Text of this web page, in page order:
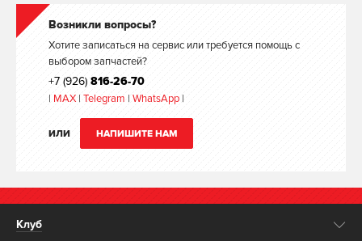
Возникли вопросы?
Хотите записаться на сервис или требуется помощь с
выбором запчастей?
+7 (926) 816-26-70
| MAX | Telegram | WhatsApp |
ИЛИ НАПИШИТЕ НАМ
Клуб